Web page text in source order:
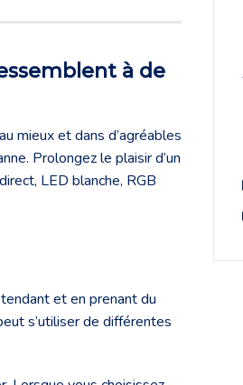
à de
mieux et dans d’agréables
Prolongez le plaisir d’un
LED blanche, RGB
et en prenant du
s’utiliser de différentes